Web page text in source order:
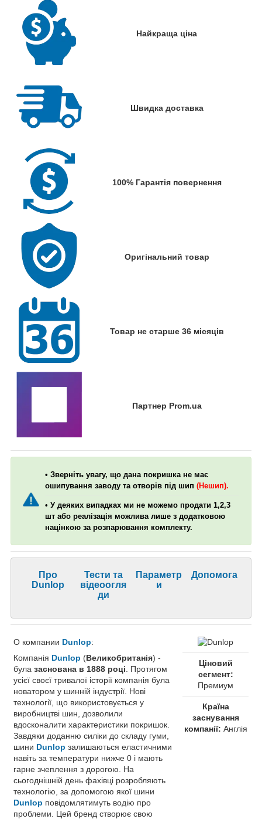
Найкраща ціна
Швидка доставка
100% Гарантія повернення
Оригінальний товар
Товар не старше 36 місяців
Партнер Prom.ua
• Зверніть увагу, що дана покришка не має
ошипування заводу та отворів під шип (Нешип).
• У деяких випадках ми не можемо продати 1,2,3
шт або реалізація можлива лише з додатковою
націнкою за розпарювання комплекту.
Про
Dunlop
Тести та
відеоогля
ди
Параметр
и
Допомога
О компании Dunlop:
Компанія Dunlop (Великобританія) -
була заснована в 1888 році . Протягом
усієї своєї тривалої історії компанія була
новатором у шинній індустрії. Нові
технології, що використовується у
виробництві шин, дозволили
вдосконалити характеристики покришок.
Завдяки доданню силіки до складу гуми,
шини Dunlop залишаються еластичними
навіть за температури нижче 0 і мають
гарне зчеплення з дорогою. На
сьогоднішній день фахівці розробляють
технологію, за допомогою якої шини
Dunlop повідомлятимуть водію про
проблеми. Цей бренд створює свою
Ціновий
сегмент:
Премиум
Країна
заснування
компанії: Англія